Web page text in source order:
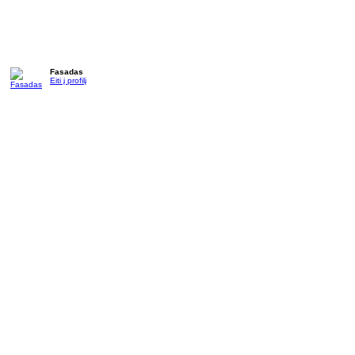
Fasadas
Eiti į profilį